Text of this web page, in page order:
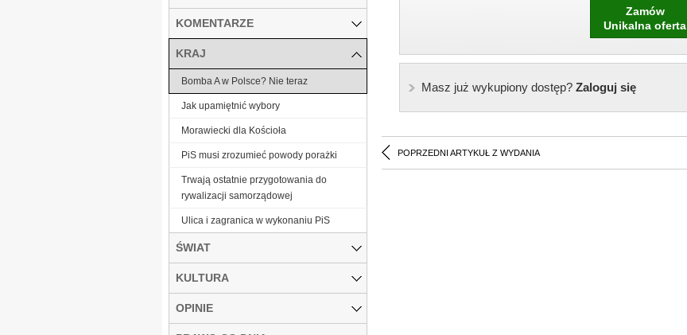
Zamów
Unikalna oferta
Masz już wykupiony dostęp?Zaloguj się
POPRZEDNI ARTYKUŁ Z WYDANIA
KOMENTARZE
KRAJ
Bomba A w Polsce? Nie teraz
Jak upamiętnić wybory
Morawiecki dla Kościoła
PiS musi zrozumieć powody porażki
Trwają ostatnie przygotowania do
rywalizacji samorządowej
Ulica i zagranica w wykonaniu PiS
ŚWIAT
KULTURA
OPINIE